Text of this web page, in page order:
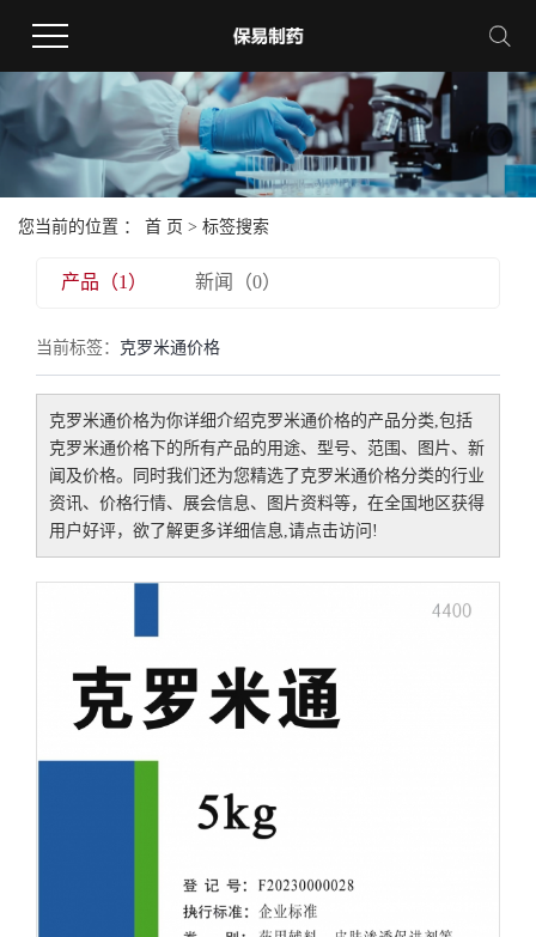
您当前的位置 ： 首 页 > 标签搜索
产品（1） 新闻（0）
当前标签： 克罗米通价格
克罗米通价格为你详细介绍克罗米通价格的产品分类,包括
克罗米通价格 下的所有产品的用途、型号、范围、图片、新
闻及价格。同时我们还为您精选了 克罗米通价格分类的行业
资讯、价格行情、展会信息、图片资料等，在全国地区获得
用户好评，欲了解更多详细信息,请点击访问!